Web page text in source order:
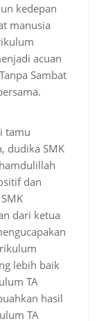
kedepan
manusia
acuan
Sambat
tamu
dudika SMK
dan
dari ketua
lebih baik
TA
hasil
TA